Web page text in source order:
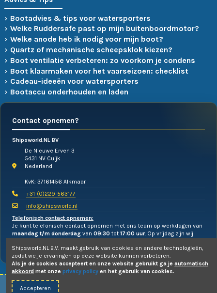
Bootadvies & tips voor watersporters
Welke Ruddersafe past op mijn buitenboordmotor?
Welke anode heb ik nodig voor mijn boot?
Quartz of mechanische scheepsklok kiezen?
Boot ventilatie verbeteren: zo voorkom je condens
Boot klaarmaken voor het vaarseizoen: checklist
Cadeau-ideeën voor watersporters
Bootaccu onderhouden en laden
Contact opnemen?
Shipsworld.NL BV
De Nieuwe Erven 3
5431 NV Cuijk
Nederland
KvK: 37161456 Alkmaar
+31-(0)229-563177
info@shipsworld.nl
Telefonisch contact opnemen:
Je kunt telefonisch contact opnemen met ons team op werkdagen van
maandag t/m donderdag van 09:30 tot 17:00 uur. Op vrijdag zijn wij
© 2010-2026 -
Shipsworld.NL B.V. maakt gebruik van cookies en andere technologieën,
zodat we je ervaringen op deze website kunnen verbeteren.
Als je de cookies accepteert en onze website gebruikt ga je automatisch
akkoord met onze privacy policy en het gebruik van cookies.
Accepteren